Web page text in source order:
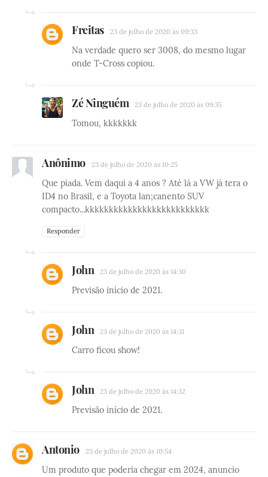
Freitas 23 de julho de 2020 às 09:33
Na verdade quero ser 3008, do mesmo lugar
onde T-Cross copiou.
Zé Ninguém 23 de julho de 2020 às 09:35
Tomou, kkkkkkk
Anônimo 23 de julho de 2020 às 10:25
Que piada. Vem daqui a 4 anos ? Até lá a VW já tera o
ID4 no Brasil, e a Toyota lan;canento SUV
compacto...kkkkkkkkkkkkkkkkkkkkkkkkkk
Responder
John 23 de julho de 2020 às 14:30
Previsão início de 2021.
John 23 de julho de 2020 às 14:31
Carro ficou show!
John 23 de julho de 2020 às 14:32
Previsão início de 2021.
Antonio 23 de julho de 2020 às 10:54
Um produto que poderia chegar em 2024, anuncio